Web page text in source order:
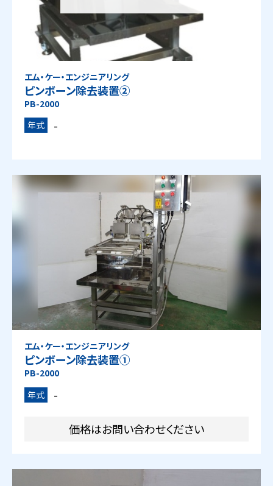
エム・ケー・エンジニアリング
ピンボーン除去装置②
PB-2000
年式
-
エム・ケー・エンジニアリング
ピンボーン除去装置①
PB-2000
年式
-
価格はお問い合わせください